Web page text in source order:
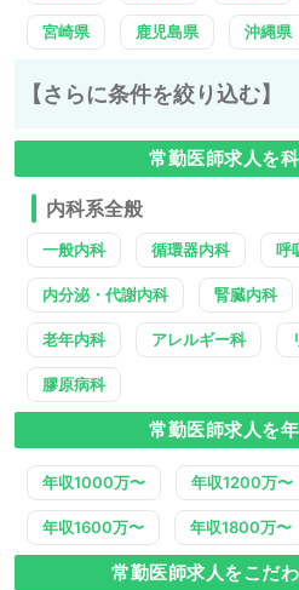
宮崎県 鹿児島県 沖縄県
【さらに条件を絞り込む】
常勤医師求人を
内科系全般
一般内科 循環器内科 呼
内分泌・代謝内科 腎臓内科
老年内科 アレルギー科
膠原病科
常勤医師求人を
年収1000万〜 年収1200万〜
年収1600万〜 年収1800万〜
常勤医師求人をこだ